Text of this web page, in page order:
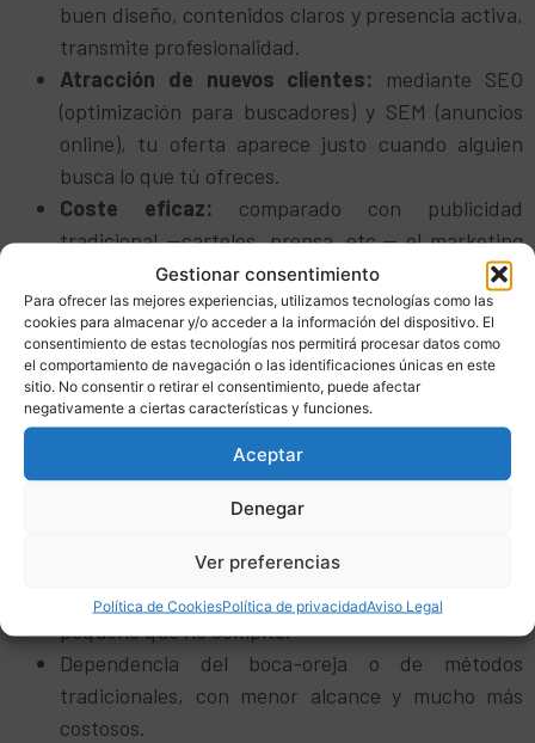
Gestionar consentimiento
Para ofrecer las mejores experiencias, utilizamos tecnologías como las
cookies para almacenar y/o acceder a la información del dispositivo. El
consentimiento de estas tecnologías nos permitirá procesar datos como
el comportamiento de navegación o las identificaciones únicas en este
sitio. No consentir o retirar el consentimiento, puede afectar
negativamente a ciertas características y funciones.
Aceptar
Denegar
Ver preferencias
Política de CookiesPolítica de privacidadAviso Legal
buen diseño, contenidos claros y presencia activa,
transmite profesionalidad.
Atracción de nuevos clientes: mediante SEO
(optimización para buscadores) y SEM (anuncios
online), tu oferta aparece justo cuando alguien
busca lo que tú ofreces.
Coste eficaz: comparado con publicidad
tradicional —carteles, prensa, etc.— el marketing
digital permite invertir poco y tener control y
analítica del retorno.
Interacción directa y fidelización:a través de
redes sociales, newsletters o contenido útil,
construyes relación con clientes reales, aumentas
confianza y posibilidades de repetición.
Qué pasa si no lo haces
los que buscan online.
Das sensación de no profesionalidad o de negocio
pequeño que no compite.
Dependencia del boca-oreja o de métodos
tradicionales, con menor alcance y mucho más
costosos.